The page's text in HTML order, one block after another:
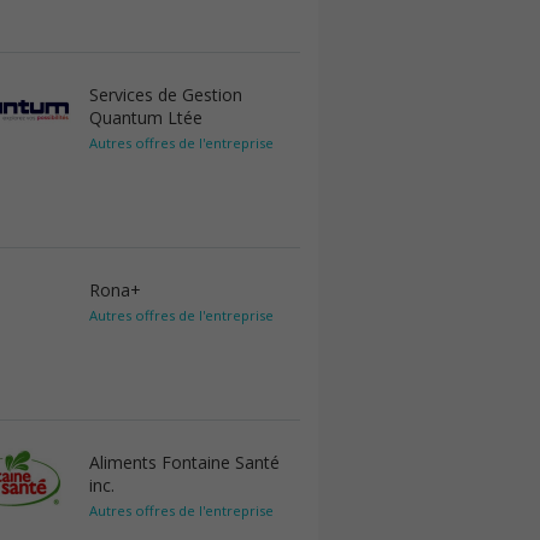
Services de Gestion
Quantum Ltée
Autres offres de l'entreprise
Rona+
Autres offres de l'entreprise
Aliments Fontaine Santé
inc.
Autres offres de l'entreprise